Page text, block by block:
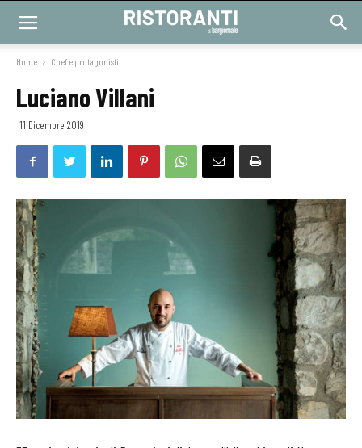
Home Chef e protagonisti
Luciano Villani
11 Dicembre 2019